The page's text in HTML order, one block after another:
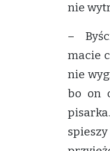
nie
–
macie
nie
bo on